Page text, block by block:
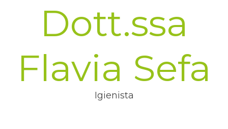
Dott.ssa
Flavia Sefa
Igienista